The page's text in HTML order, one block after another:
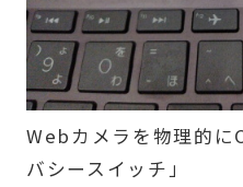
Webカメラを物理的
バシースイッチ」